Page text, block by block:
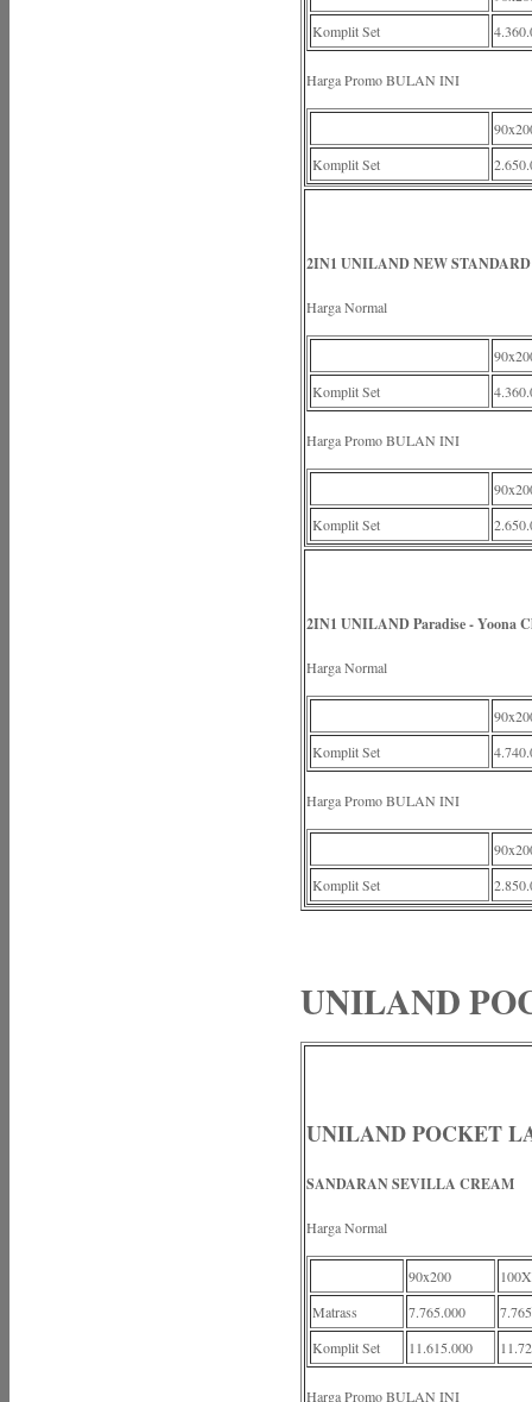
Komplit Set
Harga Promo BULAN INI
Komplit Set
2IN1 UNILAND NEW
Harga Normal
Komplit Set
Harga Promo BULAN INI
Komplit Set
2IN1 UNILAND Paradise - Yoona
Harga Normal
Komplit Set
Harga Promo BULAN INI
Komplit Set
UNILAND
UNILAND POCKET
SANDARAN SEVILLA CREAM
Harga Normal
90x200
Matrass
7.765.000
Komplit Set
11.615.000
Harga Promo BULAN INI